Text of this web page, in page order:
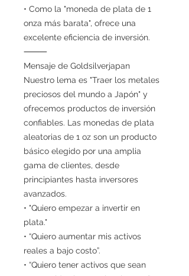
• Como la "moneda de plata de 1
onza más barata", ofrece una
excelente eficiencia de inversión.
⸻
Mensaje de Goldsilverjapan
Nuestro lema es "Traer los metales
preciosos del mundo a Japón" y
ofrecemos productos de inversión
confiables. Las monedas de plata
aleatorias de 1 oz son un producto
básico elegido por una amplia
gama de clientes, desde
principiantes hasta inversores
avanzados.
• "Quiero empezar a invertir en
plata."
• “Quiero aumentar mis activos
reales a bajo costo”.
• “Quiero tener activos que sean